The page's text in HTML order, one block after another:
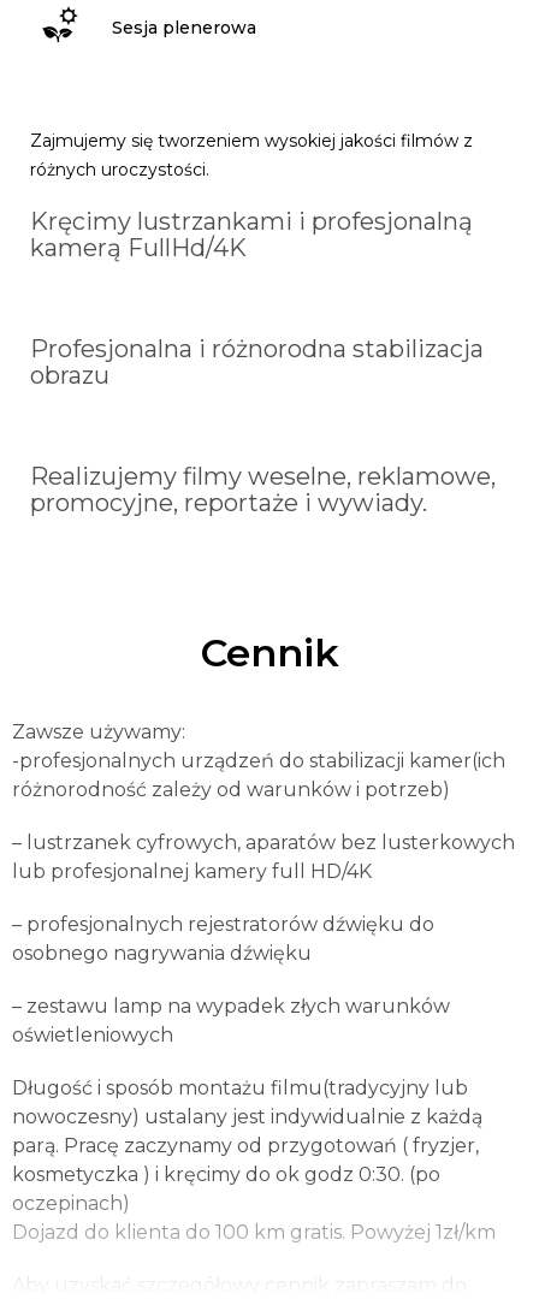
Sesja plenerowa
Zajmujemy się tworzeniem wysokiej jakości filmów z
różnych uroczystości.
Kręcimy lustrzankami i profesjonalną
kamerą FullHd/4K
Profesjonalna i różnorodna stabilizacja
obrazu
Realizujemy filmy weselne, reklamowe,
promocyjne, reportaże i wywiady.
Cennik
Zawsze używamy:
-profesjonalnych urządzeń do stabilizacji kamer(ich
różnorodność zależy od warunków i potrzeb)
– lustrzanek cyfrowych, aparatów bez lusterkowych
lub profesjonalnej kamery full HD/4K
– profesjonalnych rejestratorów dźwięku do
osobnego nagrywania dźwięku
– zestawu lamp na wypadek złych warunków
oświetleniowych
Długość i sposób montażu filmu(tradycyjny lub
nowoczesny) ustalany jest indywidualnie z każdą
parą. Pracę zaczynamy od przygotowań ( fryzjer,
kosmetyczka ) i kręcimy do ok godz 0:30. (po
oczepinach)
Dojazd do klienta do 100 km gratis. Powyżej 1zł/km
Aby uzyskać szczegółowy cennik zapraszam do